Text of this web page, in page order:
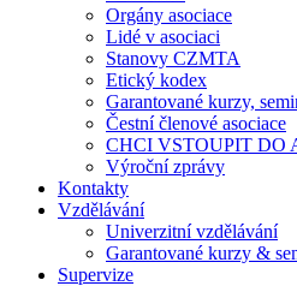
Orgány asociace
Lidé v asociaci
Stanovy CZMTA
Etický kodex
Garantované kurzy,
Čestní členové asociace
CHCI VSTOUPIT DO
Výroční zprávy
Kontakty
Vzdělávání
Univerzitní vzdělávání
Garantované kurzy &
Supervize